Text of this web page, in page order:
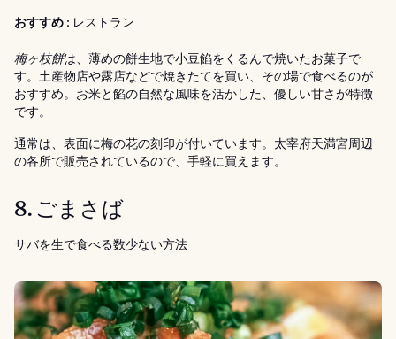
おすすめ : レストラン
梅ヶ枝餅は、薄めの餅生地で小豆餡をくるんで焼いたお菓子で
す。土産物店や露店などで焼きたてを買い、その場で食べるのが
おすすめ。お米と餡の自然な風味を活かした、優しい甘さが特徴
です。
通常は、表面に梅の花の刻印が付いています。太宰府天満宮周辺
の各所で販売されているので、手軽に買えます。
8. ごまさば
サバを生で食べる数少ない方法